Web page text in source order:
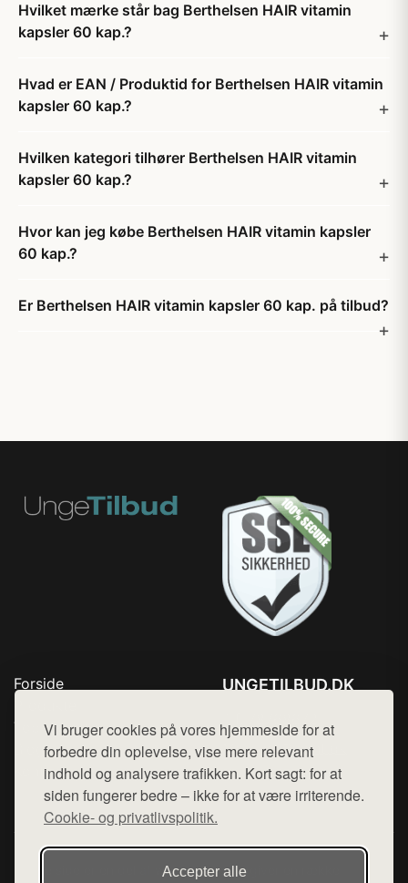
Vi bruger cookies på vores hjemmeside for at
forbedre din oplevelse, vise mere relevant
indhold og analysere trafikken. Kort sagt: for at
siden fungerer bedre – ikke for at være irriterende.
Cookie- og privatlivspolitik.
Accepter alle
Hvilket mærke står bag Berthelsen HAIR vitamin
kapsler 60 kap.?
Hvad er EAN / Produktid for Berthelsen HAIR vitamin
kapsler 60 kap.?
Hvilken kategori tilhører Berthelsen HAIR vitamin
kapsler 60 kap.?
Hvor kan jeg købe Berthelsen HAIR vitamin kapsler
60 kap.?
Er Berthelsen HAIR vitamin kapsler 60 kap. på tilbud?
Forside
Top Rabatter
Blog
Kontakt
UNGETILBUD.DK
Mail: hej@want.dk
Cookie- og privatlivspolitik
Denne side er en del af want.dk, der udgiver en række